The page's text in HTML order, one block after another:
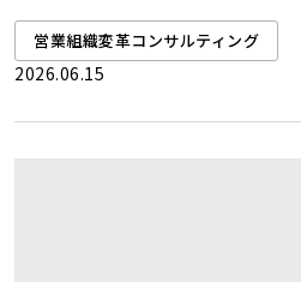
営業組織変革コンサルティング
2026.06.15